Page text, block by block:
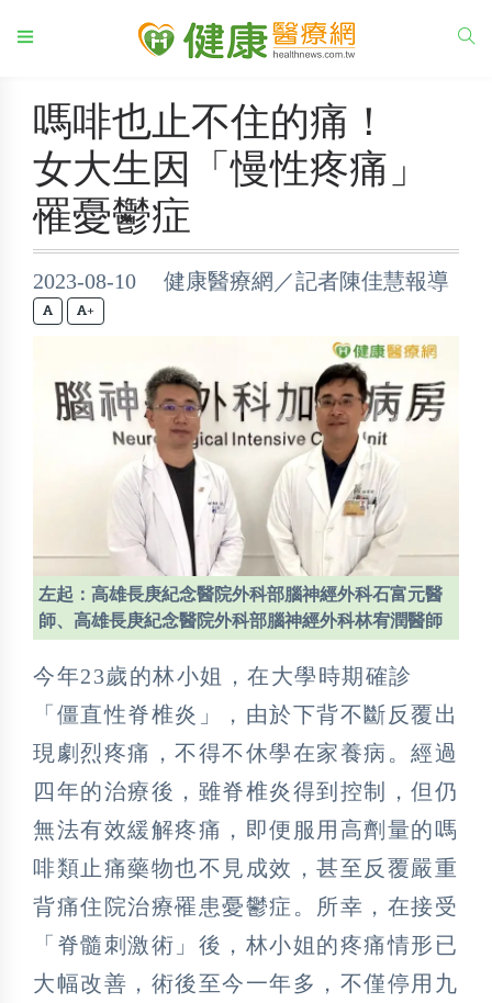
嗎啡也止不住的痛！
女大生因「慢性疼痛」
罹憂鬱症
2023-08-10 健康醫療網／記者陳佳慧報導
+
左起：高雄長庚紀念醫院外科部腦神經外科石富元醫
師、高雄長庚紀念醫院外科部腦神經外科林宥潤醫師
今年23歲的林小姐，在大學時期確診
「僵直性脊椎炎」，由於下背不斷反覆出
現劇烈疼痛，不得不休學在家養病。經過
四年的治療後，雖脊椎炎得到控制，但仍
無法有效緩解疼痛，即便服用高劑量的嗎
啡類止痛藥物也不見成效，甚至反覆嚴重
背痛住院治療罹患憂鬱症。所幸，在接受
「脊髓刺激術」後，林小姐的疼痛情形已
大幅改善，術後至今一年多，不僅停用九